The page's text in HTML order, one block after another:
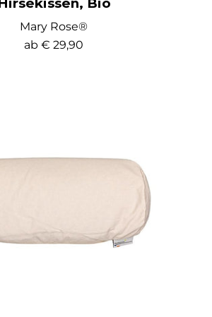
Mary Rose®
ab € 29,90